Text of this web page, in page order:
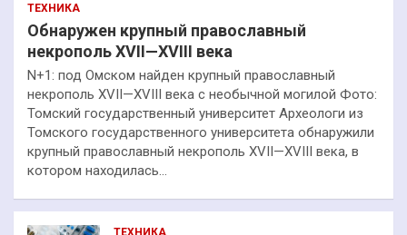
ТЕХНИКА
Обнаружен крупный православный
некрополь XVII—XVIII века
N+1: под Омском найден крупный православный
некрополь XVII—XVIII века с необычной могилой Фото:
Томский государственный университет Археологи из
Томского государственного университета обнаружили
крупный православный некрополь XVII—XVIII века, в
котором находилась…
ТЕХНИКА